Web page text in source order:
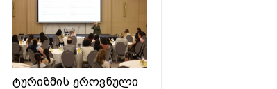
ტურიზმის ეროვნული